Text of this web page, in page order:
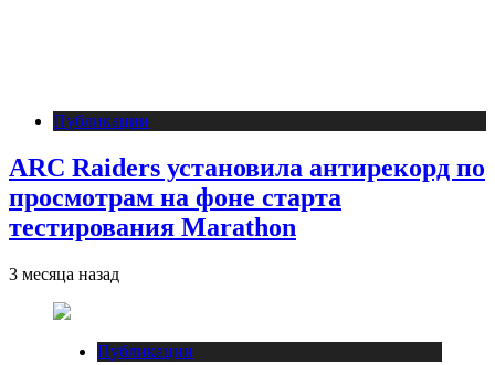
Публикации
ARC Raiders установила антирекорд по
просмотрам на фоне старта
тестирования Marathon
3 месяца назад
Публикации